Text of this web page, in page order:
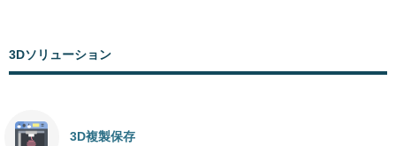
3Dソリューション
3D複製保存